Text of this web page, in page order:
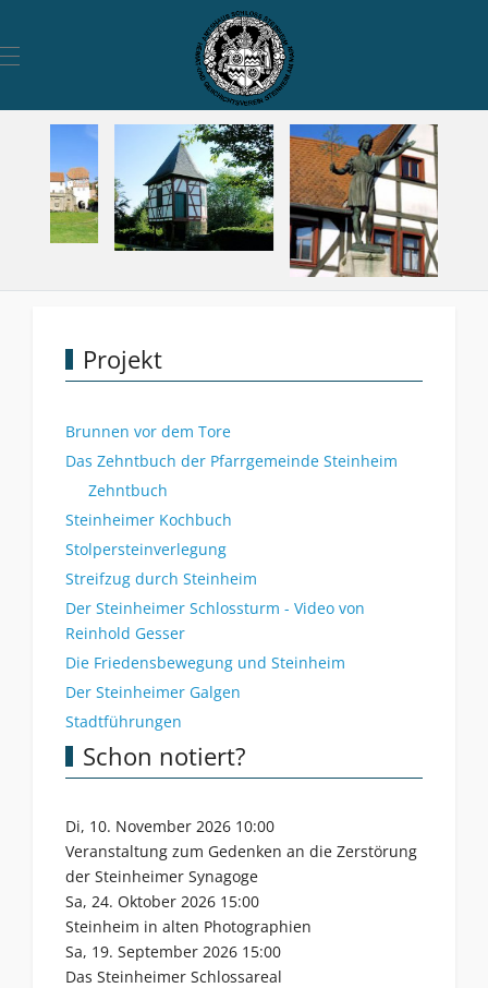
Mobile Menu Toggle
Projekt
Brunnen vor dem Tore
Das Zehntbuch der Pfarrgemeinde Steinheim
Zehntbuch
Steinheimer Kochbuch
Stolpersteinverlegung
Streifzug durch Steinheim
Der Steinheimer Schlossturm - Video von
Reinhold Gesser
Die Friedensbewegung und Steinheim
Der Steinheimer Galgen
Stadtführungen
Schon notiert?
Di, 10. November 2026 10:00
Veranstaltung zum Gedenken an die Zerstörung
der Steinheimer Synagoge
Sa, 24. Oktober 2026 15:00
Steinheim in alten Photographien
Sa, 19. September 2026 15:00
Das Steinheimer Schlossareal